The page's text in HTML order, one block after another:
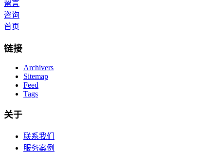
留言
咨询
首页
链接
Archivers
Sitemap
Feed
Tags
关于
联系我们
服务案例